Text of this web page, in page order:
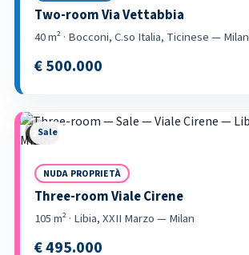
Two-room Via Vettabbia
40 m² · Bocconi, C.so Italia, Ticinese — Milan
€ 500.000
‹2 / 36
Sale
NUDA PROPRIETÀ
Three-room Viale Cirene
105 m² · Libia, XXII Marzo — Milan
€ 495.000